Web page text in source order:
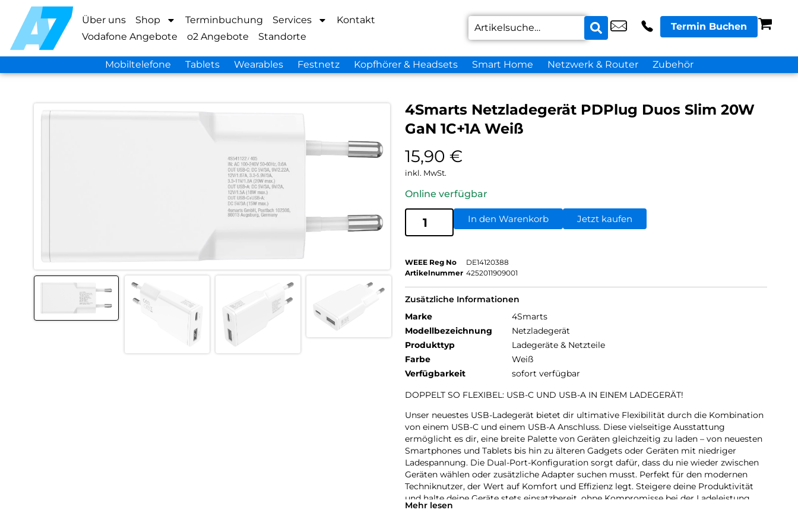
Über uns Shop Terminbuchung Services
Kontakt
Vodafone Angebote
o2 Angebote Standorte
Termin Buchen
Mobiltelefone Tablets Wearables Festnetz Kopfhörer & Headsets Smart Home Netzwerk & Router Zubehör
4Smarts Netzladegerät PDPlug Duos Slim 20W
GaN 1C+1A Weiß
15,90 €
inkl. MwSt.
Online verfügbar
In den Warenkorb Jetzt kaufen
WEEE Reg No
DE14120388
Artikelnummer 4252011909001
Zusätzliche Informationen
Marke
4Smarts
Modellbezeichnung
Netzladegerät
Produkttyp
Ladegeräte & Netzteile
Farbe
Weiß
Verfügbarkeit
sofort verfügbar
DOPPELT SO FLEXIBEL: USB-C UND USB-A IN EINEM LADEGERÄT!
Unser neuestes USB-Ladegerät bietet dir ultimative Flexibilität durch die Kombination
von einem USB-C und einem USB-A Anschluss. Diese vielseitige Ausstattung
ermöglicht es dir, eine breite Palette von Geräten gleichzeitig zu laden – von neuesten
Smartphones und Tablets bis hin zu älteren Gadgets oder Geräten mit niedriger
Ladespannung. Die Dual-Port-Konfiguration sorgt dafür, dass du nie wieder zwischen
Geräten wählen oder zusätzliche Adapter suchen musst. Perfekt für den modernen
Techniknutzer, der Wert auf Komfort und Effizienz legt. Steigere deine Produktivität
und halte deine Geräte stets einsatzbereit, ohne Kompromisse bei der Ladeleistung
einzugehen.
Mehr lesen